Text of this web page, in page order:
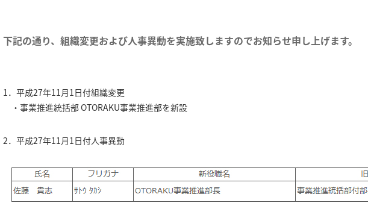
下記の通り、組織変更および人事異動を実施致しますのでお知らせ申し上げます。
1．平成27年11月1日付組織変更
・事業推進統括部 OTORAKU事業推進部を新設
2．平成27年11月1日付人事異動